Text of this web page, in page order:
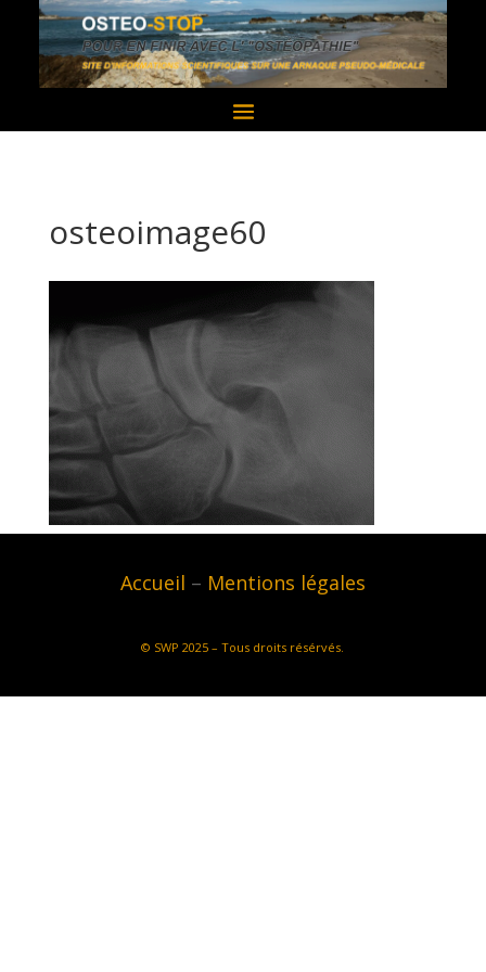
osteoimage60
Accueil – Mentions légales
© SWP 2025 – Tous droits résérvés.